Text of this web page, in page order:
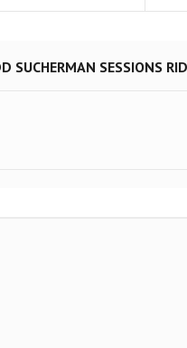
SUCHERMAN SESSIONS